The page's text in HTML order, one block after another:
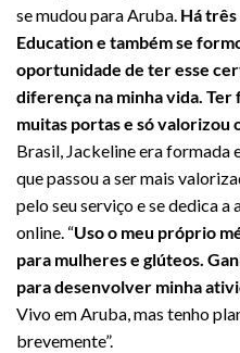
se mudou para Aruba. Há três
Education e também se
oportunidade de ter esse
diferença na minha vida. Ter
muitas portas e só valorizou
Brasil, Jackeline era formada
que passou a ser mais
pelo seu serviço e se dedica
online. “Uso o meu próprio
para mulheres e glúteos.
para desenvolver minha
Vivo em Aruba, mas tenho
brevemente”.